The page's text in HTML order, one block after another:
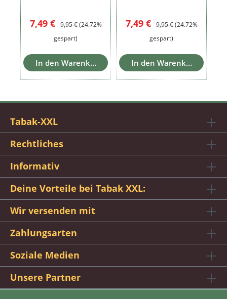
Verkaufspreis:
7,49 € Regulärer Preis:
9,95 € (24.72%
gespart)
In den Warenkorb
Verkaufspreis:
7,49 € Regulärer Preis:
9,95 € (24.72%
gespart)
In den Warenkorb
Tabak-XXL
Rechtliches
Informativ
Deine Vorteile bei Tabak XXL:
Wir versenden mit
Zahlungsarten
Soziale Medien
Unsere Partner